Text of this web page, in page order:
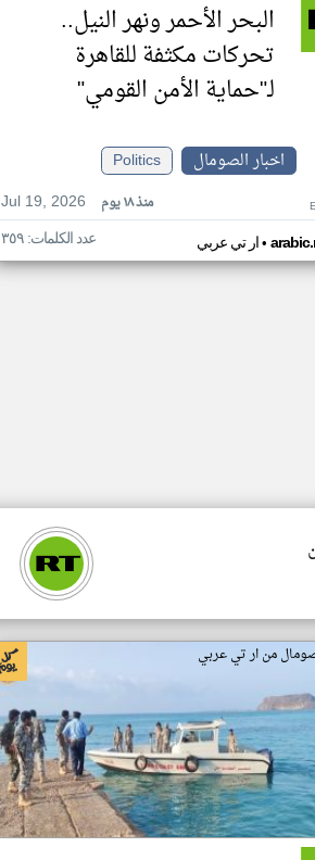
البحر الأحمر ونهر النيل..
تحركات مكثفة للقاهرة
لـ"حماية الأمن القومي"
اخبار الصومال
Politics
Jul 19, 2026
منذ ١٨ يوم
ار تي عربي• عدد الكلمات: ٣٥٩
من ار تي عربي